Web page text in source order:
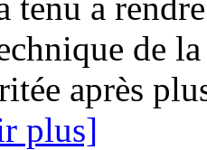
de
après
plus]